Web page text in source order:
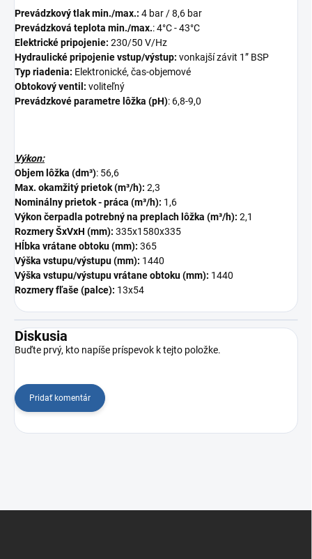
Prevádzkový tlak min./max.: 4 bar / 8,6 bar
Prevádzková teplota min./max.: 4°C - 43°C
Elektrické pripojenie: 230/50 V/Hz
Hydraulické pripojenie vstup/výstup: vonkajší závit 1” BSP
Typ riadenia: Elektronické, čas-objemové
Obtokový ventil: voliteľný
Prevádzkové parametre lôžka (pH): 6,8-9,0
Výkon:
Objem lôžka (dm³): 56,6
Max. okamžitý prietok (m³/h): 2,3
Nominálny prietok - práca (m³/h): 1,6
Výkon čerpadla potrebný na preplach lôžka (m³/h): 2,1
Rozmery ŠxVxH (mm): 335x1580x335
Hĺbka vrátane obtoku (mm): 365
Výška vstupu/výstupu (mm): 1440
Výška vstupu/výstupu vrátane obtoku (mm): 1440
Rozmery fľaše (palce): 13x54
Diskusia
Buďte prvý, kto napíše príspevok k tejto položke.
Pridať komentár